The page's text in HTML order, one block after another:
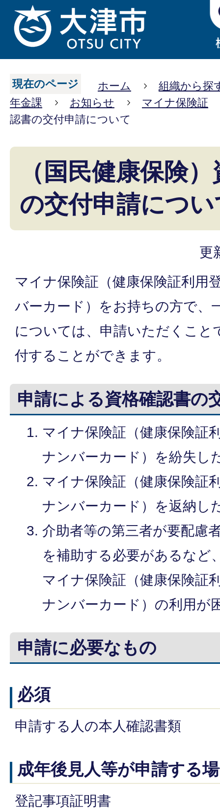
現在のページ ホーム
組織から探
年金課
お知らせ
マイナ保険証
認書の交付申請について
（国民健康保険
の交付申請につい
更
マイナ保険証（健康保険証利用
バーカード）をお持ちの方で、
については、申請いただくこと
付することができます。
申請による資格確認書の
マイナ保険証（健康保険証
ナンバーカード）を紛失し
マイナ保険証（健康保険証
ナンバーカード）を返納し
介助者等の第三者が要配慮
を補助する必要があるなど
マイナ保険証（健康保険証
ナンバーカード）の利用
申請に必要なもの
必須
申請する人の本人確認書類
成年後見人等が申請する
登記事項証明書